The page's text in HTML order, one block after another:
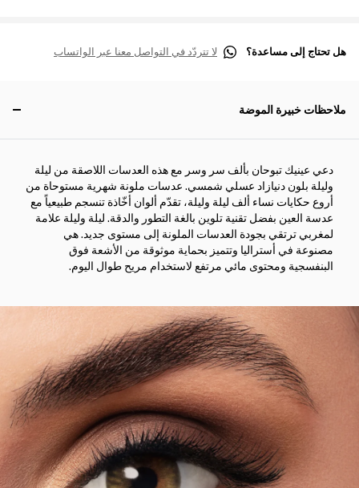
هل تحتاج إلى مساعدة؟ لا تتردّد في التواصل معنا عبر الواتساب
ملاحظات خبيرة الموضة
دعي عينيك تبوحان بألف سر وسر مع هذه العدسات اللاصقة من ليلة
وليلة بلون دنيازاد عسلي شمسي. عدسات ملونة شهرية مستوحاة من
أروع حكايات نساء ألف ليلة وليلة، تقدّم ألوان أخّاذة تنسجم طبيعياً مع
عدسة العين بفضل تقنية تلوين بالغة التطور والدقة. ليلة وليلة علامة
لمغربي ترتقي بجودة العدسات الملونة إلى مستوى جديد. هي
مصنوعة في أستراليا وتتميز بحماية موثوقة من الأشعة فوق
البنفسجية ومحتوى مائي مرتفع لاستخدام مريح طوال اليوم.